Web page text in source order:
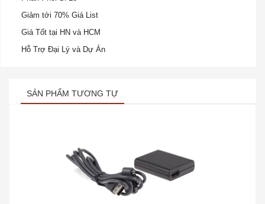
Giảm tới 70% Giá List
Giá Tốt tại HN và HCM
Hỗ Trợ Đại Lý và Dự Án
SẢN PHẨM TƯƠNG TỰ